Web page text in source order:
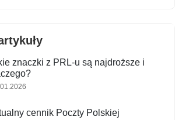
znaczki z PRL-u są najdroższe i
cennik Poczty Polskiej